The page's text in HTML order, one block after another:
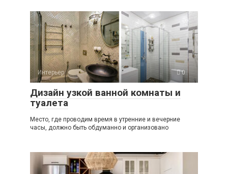
Интерьер 0
Дизайн узкой ванной комнаты и
туалета
Место, где проводим время в утренние и вечерние
часы, должно быть обдуманно и организовано